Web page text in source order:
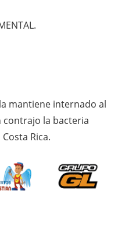
mantiene internado al
contrajo la bacteria
Rica.